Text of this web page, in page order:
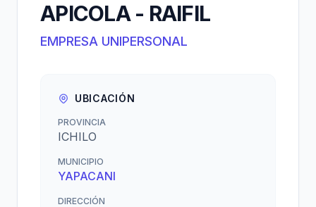
APICOLA - RAIFIL
EMPRESA UNIPERSONAL
UBICACIÓN
PROVINCIA
ICHILO
MUNICIPIO
YAPACANI
DIRECCIÓN